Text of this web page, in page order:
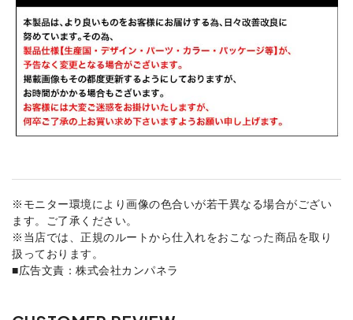
※モニター環境により画像の色合いが若干異なる場合がござい
ます。ご了承ください。
※当店では、正規のルートから仕入れをおこなった商品を取り
扱っております。
■広告文責：株式会社カンパネラ